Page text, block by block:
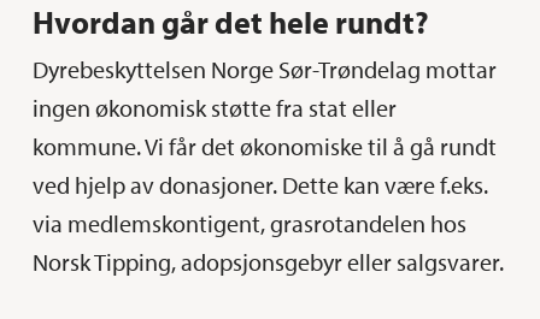
Hvordan går det hele rundt?
Dyrebeskyttelsen Norge Sør-Trøndelag mottar
ingen økonomisk støtte fra stat eller
kommune. Vi får det økonomiske til å gå rundt
ved hjelp av donasjoner. Dette kan være f.eks.
via medlemskontigent, grasrotandelen hos
Norsk Tipping, adopsjonsgebyr eller salgsvarer.